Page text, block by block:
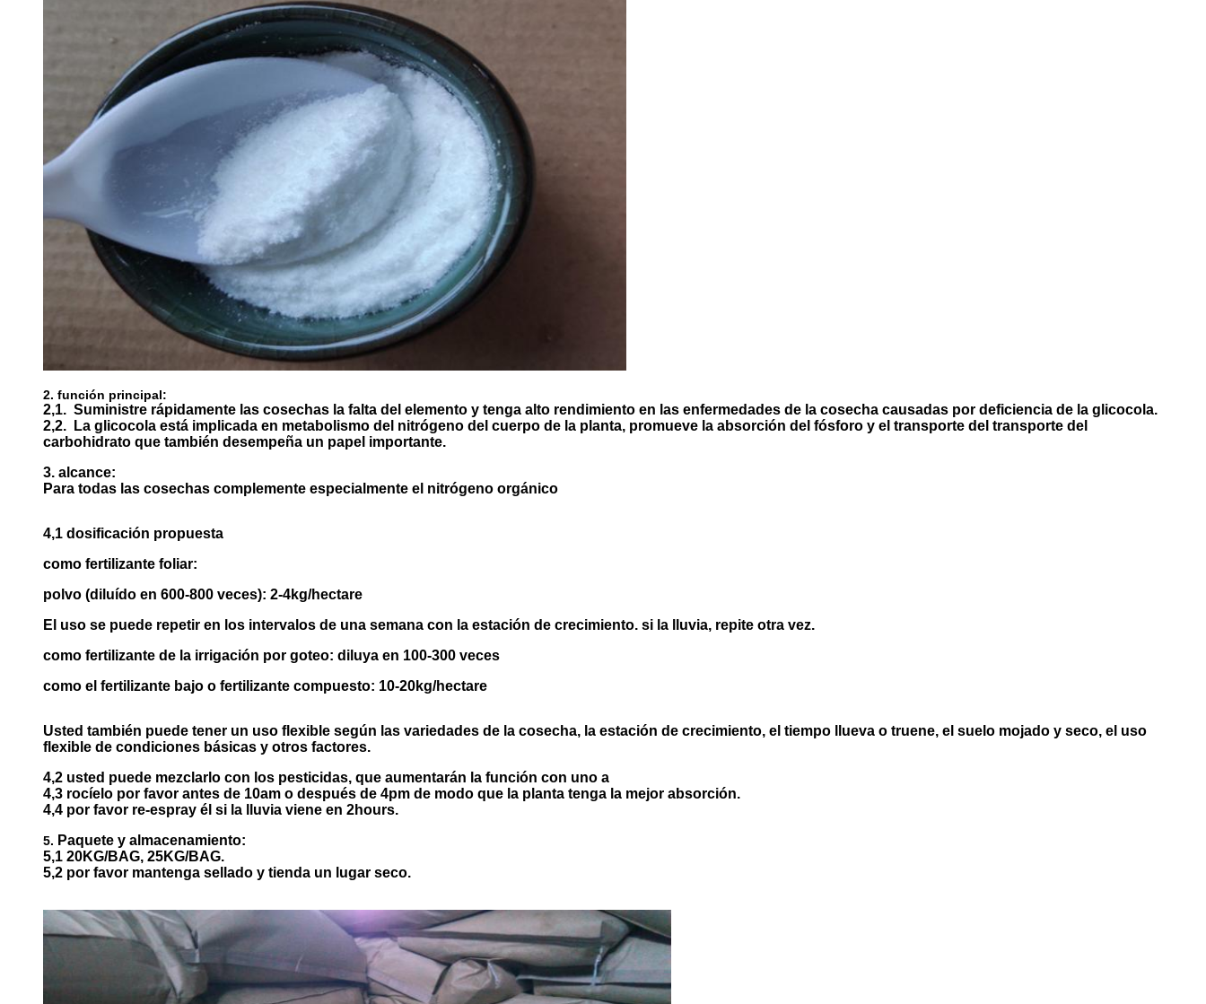
2. función principal:
2,1. Suministre rápidamente las cosechas la falta del elemento y tenga alto rendimiento en las enfermedades de la cosecha causadas por deficiencia de la glicocola.
2,2.
La glicocola está implicada en metabolismo del nitrógeno del cuerpo de la planta, promueve la absorción del fósforo y el transporte del transporte del
carbohidrato que también desempeña un papel importante.
3. alcance:
Para todas las cosechas complemente especialmente el nitrógeno orgánico
4,1 dosificación propuesta
como fertilizante foliar:
polvo (diluído en 600-800 veces): 2-4kg/hectare
El uso se puede repetir en los intervalos de una semana con la estación de crecimiento. si la lluvia, repite otra vez.
como fertilizante de la irrigación por goteo: diluya en 100-300 veces
como el fertilizante bajo o fertilizante compuesto: 10-20kg/hectare
Usted también puede tener un uso flexible según las variedades de la cosecha, la estación de crecimiento, el tiempo llueva o truene, el suelo mojado y seco, el uso
flexible de condiciones básicas y otros factores.
4,2 usted puede mezclarlo con los pesticidas, que aumentarán la función con uno a
4,3 rocíelo por favor antes de 10am o después de 4pm de modo que la planta tenga la mejor absorción.
4,4 por favor re-espray él si la lluvia viene en 2hours.
5. Paquete y almacenamiento:
5,1 20KG/BAG, 25KG/BAG.
5,2 por favor mantenga sellado y tienda un lugar seco.